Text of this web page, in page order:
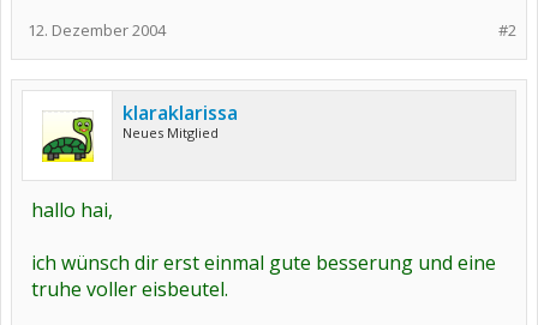
#2
12. Dezember 2004
klaraklarissa
Neues Mitglied
hallo hai,
ich wünsch dir erst einmal gute besserung und eine
truhe voller eisbeutel.